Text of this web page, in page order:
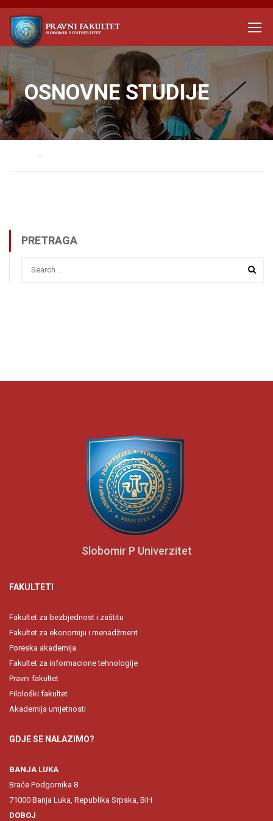
OSNOVNE STUDIJE
PRETRAGA
Slobomir P Univerzitet
FAKULTETI
Fakultet za bezbjednost i zaštitu
Fakultet za ekonomiju i menadžment
Poreska akademija
Fakultet za informacione tehnologije
Pravni fakultet
Filološki fakultet
Akademija umjetnosti
GDJE SE NALAZIMO?
BANJA LUKA
Braće Podgornika 8
71000 Banja Luka, Republika Srpska, BiH
DOBOJ